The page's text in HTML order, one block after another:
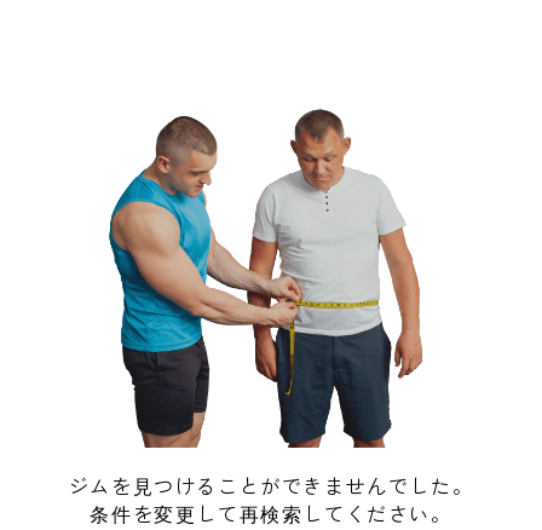
ジムを見つけることができませんでした。
条件を変更して再検索してください。